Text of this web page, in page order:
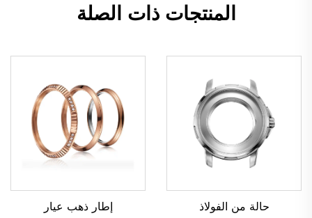
المنتجات ذات الصلة
حالة من الفولاذ إطار ذهب عيار